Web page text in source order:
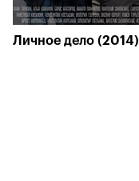
Личное дело (2014)